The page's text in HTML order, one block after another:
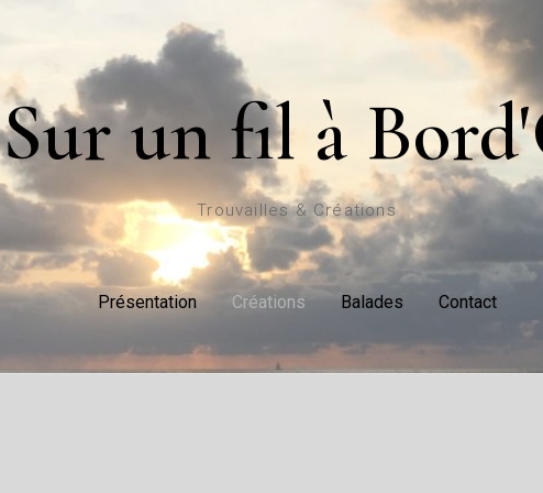
Sur un fil à
Trouvailles & Créations
Présentation Créations Balades Contact